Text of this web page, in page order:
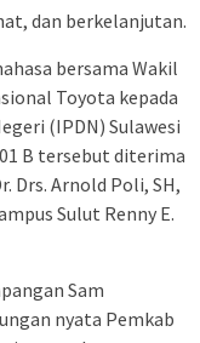
dan berkelanjutan.
bersama Wakil
Toyota kepada
(IPDN) Sulawesi
B tersebut diterima
Drs. Arnold Poli, SH,
Sulut Renny E.
Sam
nyata Pemkab